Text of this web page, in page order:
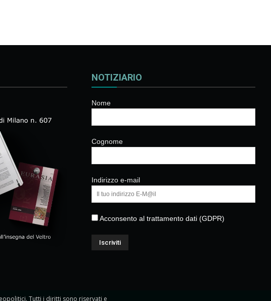
NOTIZIARIO
Nome
Cognome
Indirizzo e-mail
Acconsento al trattamento dati (GDPR)
Tutti i diritti sono riservati e